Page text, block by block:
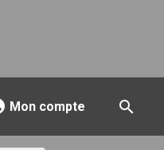
Mon compte